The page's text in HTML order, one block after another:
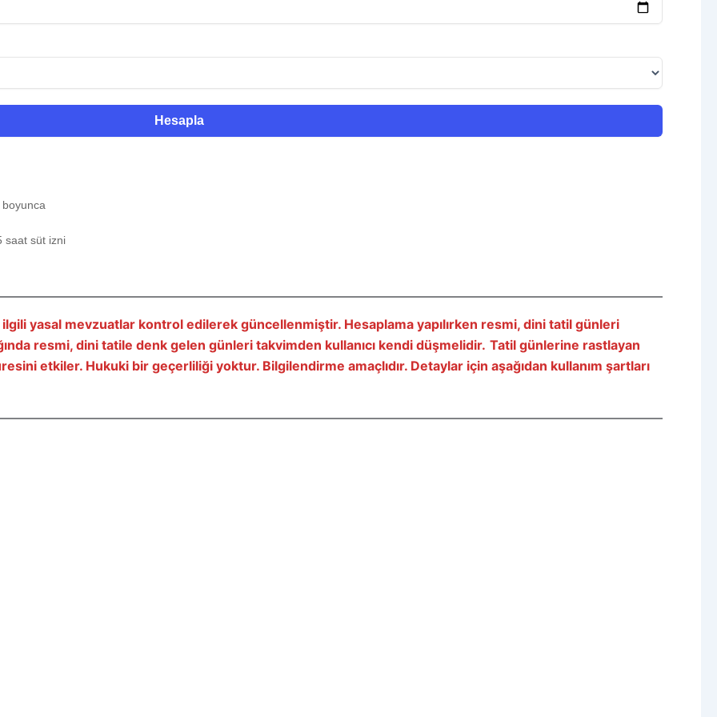
Hesapla
boyunca
saat süt izni
ilgili yasal mevzuatlar kontrol edilerek güncellenmiştir. Hesaplama yapılırken resmi, dini tatil günleri
resmi, dini tatile denk gelen günleri takvimden kullanıcı kendi düşmelidir. Tatil günlerine rastlayan
etkiler. Hukuki bir geçerliliği yoktur. Bilgilendirme amaçlıdır. Detaylar için aşağıdan kullanım şartları